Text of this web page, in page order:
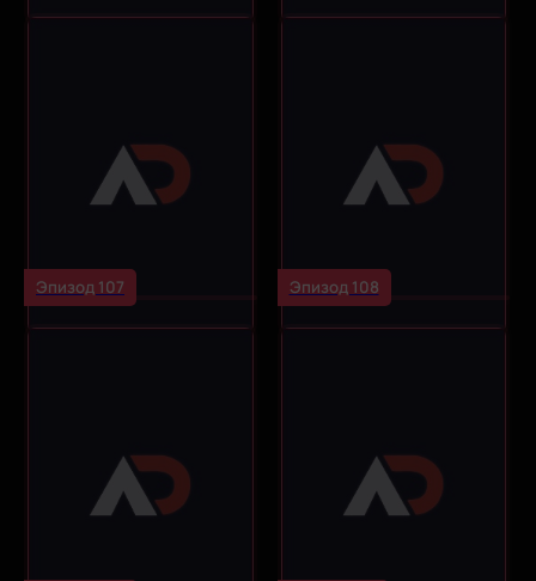
Эпизод 107 Эпизод 108